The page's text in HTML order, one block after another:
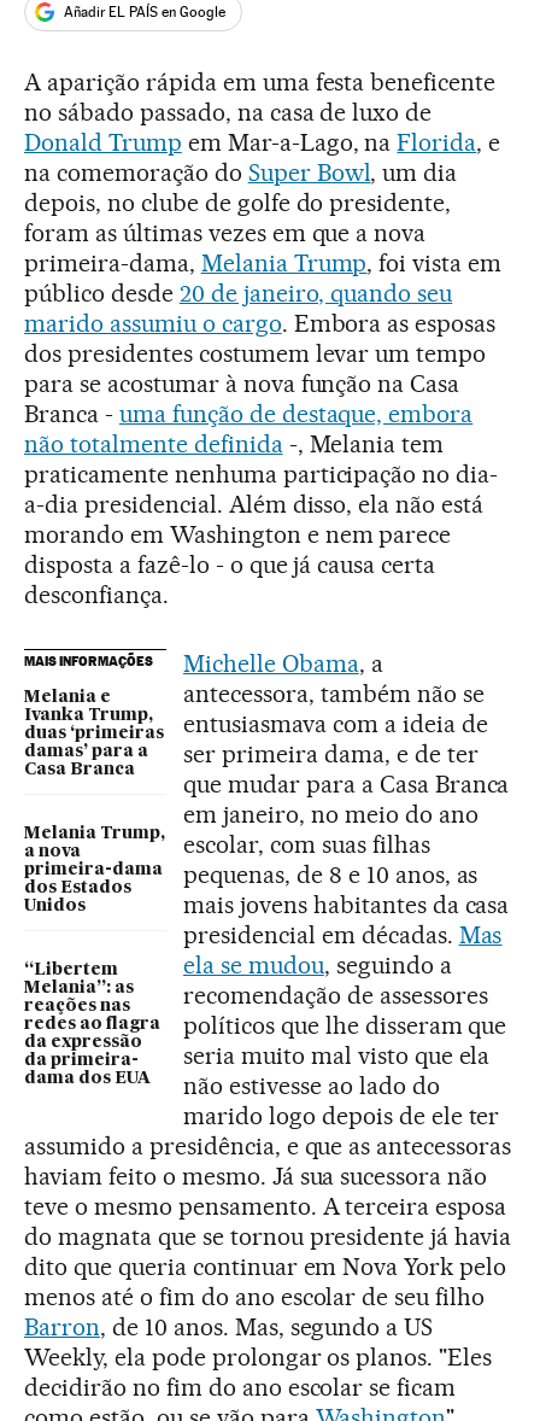
Añadir EL PAÍS en Google
A aparição rápida em uma festa beneficente
no sábado passado, na casa de luxo de
Donald Trump em Mar-a-Lago, naFlorida, e
na comemoração do Super Bowl, um dia
depois, no clube de golfe do presidente,
foram as últimas vezes em que a nova
primeira-dama, Melania Trump, foi vista em
público desde 20 de janeiro, quando seu
marido assumiu o cargo. Embora as esposas
dos presidentes costumem levar um tempo
para se acostumar à nova função na Casa
Branca - uma função de destaque, embora
não totalmente definida-, Melania tem
praticamente nenhuma participação no dia-
a-dia presidencial. Além disso, ela não está
morando em Washington e nem parece
disposta a fazê-lo - o que já causa certa
desconfiança.
MAIS INFORMAÇÕES
Melania e
Ivanka Trump,
duas ‘primeiras
damas’ para a
Casa Branca
Melania Trump,
a nova
primeira-dama
dos Estados
Unidos
“Libertem
Melania”: as
reações nas
redes ao flagra
da expressão
da primeira-
dama dos EUA
Michelle Obama, a
antecessora, também não se
entusiasmava com a ideia de
ser primeira dama, e de ter
que mudar para a Casa Branca
em janeiro, no meio do ano
escolar, com suas filhas
pequenas, de 8 e 10 anos, as
mais jovens habitantes da casa
presidencial em décadas. Mas
ela se mudou, seguindo a
recomendação de assessores
políticos que lhe disseram que
seria muito mal visto que ela
não estivesse ao lado do
marido logo depois de ele ter
assumido a presidência, e que as antecessoras
haviam feito o mesmo. Já sua sucessora não
teve o mesmo pensamento. A terceira esposa
do magnata que se tornou presidente já havia
dito que queria continuar em Nova York pelo
menos até o fim do ano escolar de seu filho
Barron, de 10 anos. Mas, segundo a US
Weekly, ela pode prolongar os planos. "Eles
decidirão no fim do ano escolar se ficam